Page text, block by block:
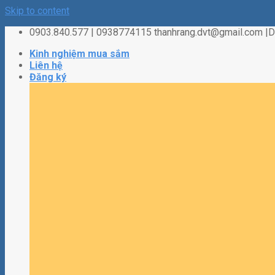
Skip to content
0903.840.577 | 0938774115 thanhrang.dvt@gmail.com
Kinh nghiệm mua sắm
Liên hệ
Đăng ký